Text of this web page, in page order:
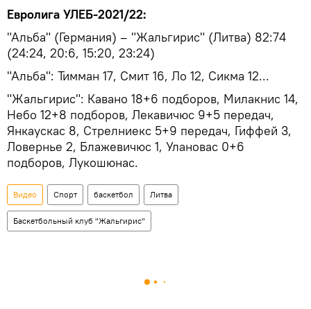
Евролига УЛЕБ-2021/22:
"Альба" (Германия) – "Жальгирис" (Литва) 82:74
(24:24, 20:6, 15:20, 23:24)
"Альба": Тимман 17, Смит 16, Ло 12, Сикма 12...
"Жальгирис": Кавано 18+6 подборов, Милакнис 14,
Небо 12+8 подборов, Лекавичюс 9+5 передач,
Янкаускас 8, Стрелниекс 5+9 передач, Гиффей 3,
Ловернье 2, Блажевичюс 1, Улановас 0+6
подборов, Лукошюнас.
Видео Спорт баскетбол Литва
Баскетбольный клуб "Жальгирис"